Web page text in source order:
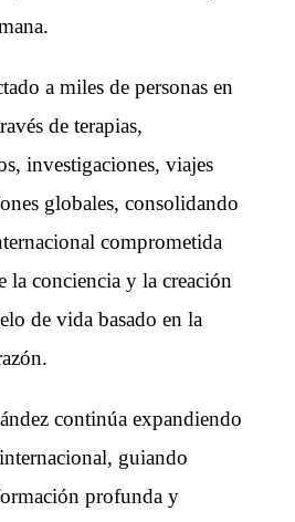
a miles de personas en
de terapias,
investigaciones, viajes
globales, consolidando
comprometida
la conciencia y la creación
de vida basado en la
continúa expandiendo
guiando
profunda y